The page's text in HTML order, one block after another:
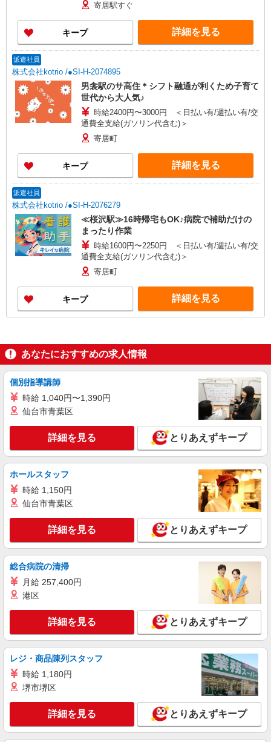
寄居駅すぐ
キープ 詳細を見る
派遣社員
株式会社kotrio /●SI-H-2074895
男衾駅のサ高住＊シフト融通が利くため子育て
世代から大人気♪
時給2400円〜3000円 ＜日払い有/週払い有/交
通費全支給(ガソリン代含む)＞
寄居町
キープ 詳細を見る
派遣社員
株式会社kotrio /●SI-H-2076279
≪桜沢駅≫16時帰宅もOK♪病院で補助だけの
まったり作業
時給1600円〜2250円 ＜日払い有/週払い有/交
通費全支給(ガソリン代含む)＞
寄居町
キープ 詳細を見る
あなたにおすすめの求人情報
個別指導講師
時給 1,040円〜1,390円
仙台市青葉区
詳細を見る とりあえずキープ
ホールスタッフ
時給 1,150円
仙台市青葉区
詳細を見る とりあえずキープ
総合病院の清掃
月給 257,400円
港区
詳細を見る とりあえずキープ
レジ・商品陳列スタッフ
時給 1,180円
堺市堺区
詳細を見る とりあえずキープ